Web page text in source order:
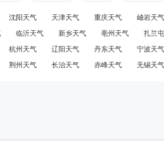
沈阳天气 天津天气 重庆天气 岫岩天气
临沂天气 新乡天气 亳州天气 扎兰
杭州天气 辽阳天气 丹东天气 宁波天气
荆州天气 长治天气 赤峰天气 无锡天气